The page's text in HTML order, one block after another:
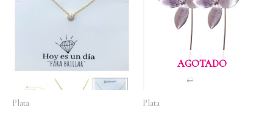
Plata
AGOTADO
Plata